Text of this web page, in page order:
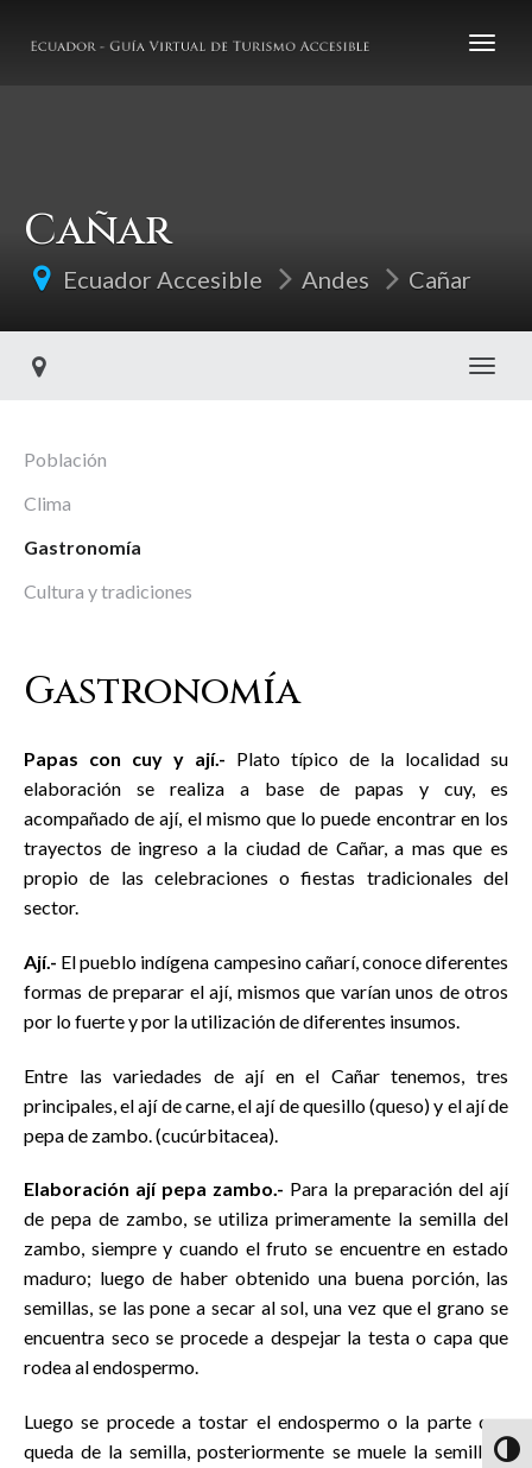
Cañar
Ecuador Accesible Andes Cañar
Población
Clima
Gastronomía
Cultura y tradiciones
Gastronomía
Papas con cuy y ají.- Plato típico de la localidad su
elaboración se realiza a base de papas y cuy, es
acompañado de ají, el mismo que lo puede encontrar en los
trayectos de ingreso a la ciudad de Cañar, a mas que es
propio de las celebraciones o fiestas tradicionales del
sector.
Ají.- El pueblo indígena campesino cañarí, conoce diferentes
formas de preparar el ají, mismos que varían unos de otros
por lo fuerte y por la utilización de diferentes insumos.
Entre las variedades de ají en el Cañar tenemos, tres
principales, el ají de carne, el ají de quesillo (queso) y el ají de
pepa de zambo. (cucúrbitacea).
Elaboración ají pepa zambo.- Para la preparación del ají
de pepa de zambo, se utiliza primeramente la semilla del
zambo, siempre y cuando el fruto se encuentre en estado
maduro; luego de haber obtenido una buena porción, las
semillas, se las pone a secar al sol, una vez que el grano se
encuentra seco se procede a despejar la testa o capa que
rodea al endospermo.
Luego se procede a tostar el endospermo o la parte que
queda de la semilla, posteriormente se muele la semilla y